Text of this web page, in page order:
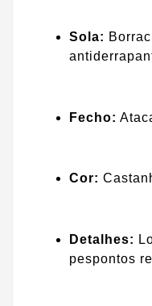
Sola:
Fecho:
Cor:
Detalhes:
pespontos